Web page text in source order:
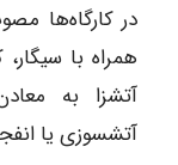
در کارگاه‌ها
همراه با
آتش‎سوزی یا انفجارداشته‎باشد مطلقاً ممنوع است.